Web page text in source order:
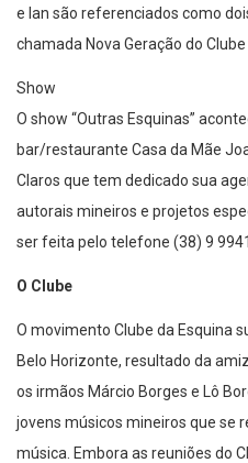
e Ian são referenciados como
chamada Nova Geração do Clube
Show
O show “Outras Esquinas”
bar/restaurante Casa da Mãe
Claros que tem dedicado sua
autorais mineiros e projetos
ser feita pelo telefone (38) 9
O Clube
O movimento Clube da Esquina
Belo Horizonte, resultado da
os irmãos Márcio Borges e Lô
jovens músicos mineiros que se
música. Embora as reuniões do